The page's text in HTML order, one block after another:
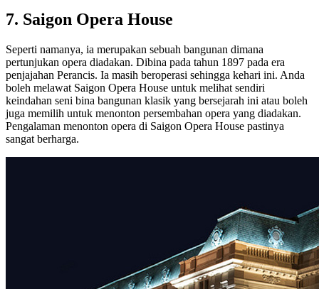
7. Saigon Opera House
Seperti namanya, ia merupakan sebuah bangunan dimana
pertunjukan opera diadakan. Dibina pada tahun 1897 pada era
penjajahan Perancis. Ia masih beroperasi sehingga kehari ini. Anda
boleh melawat Saigon Opera House untuk melihat sendiri
keindahan seni bina bangunan klasik yang bersejarah ini atau boleh
juga memilih untuk menonton persembahan opera yang diadakan.
Pengalaman menonton opera di Saigon Opera House pastinya
sangat berharga.